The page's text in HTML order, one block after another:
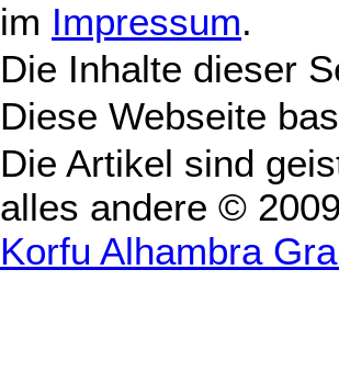
im Impressum.
Die Inhalte dieser
Diese Webseite
Die Artikel sind
alles andere ©
Korfu Alhambra